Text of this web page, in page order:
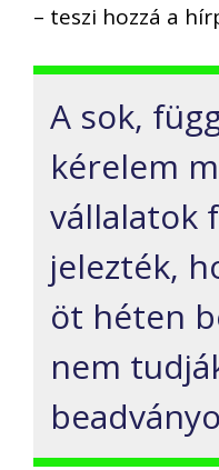
– teszi hozzá a
A sok,
kérelem
vállalatok
jelezték,
öt héten
nem